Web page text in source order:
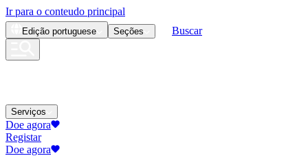
Ir para o conteudo principal
Edição portuguese Seções Buscar
Serviços
Doe agora
Registar
Doe agora